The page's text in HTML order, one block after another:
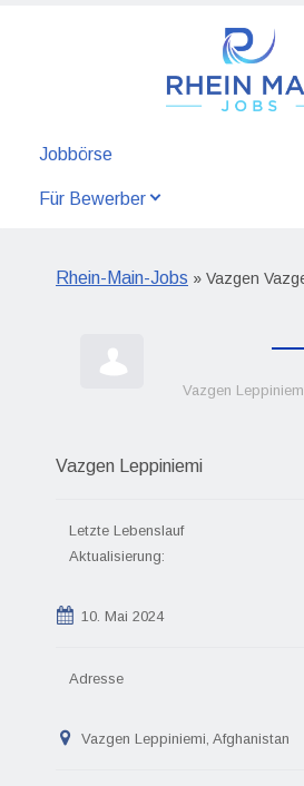
Jobbörse
Für Bewerber
Rhein-Main-Jobs » Vazgen
Vazgen
Vazgen Leppiniemi
Letzte Lebenslauf
Aktualisierung:
10. Mai 2024
Adresse
Vazgen Leppiniemi, Afghanistan